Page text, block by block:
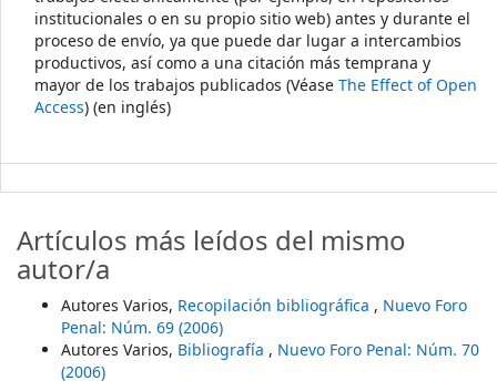
institucionales o en su propio sitio web) antes y durante el
proceso de envío, ya que puede dar lugar a intercambios
productivos, así como a una citación más temprana y
mayor de los trabajos publicados (Véase The Effect of Open
Access) (en inglés)
Artículos más leídos del mismo
autor/a
Autores Varios, Recopilación bibliográfica , Nuevo Foro
Penal: Núm. 69 (2006)
Autores Varios, Bibliografía , Nuevo Foro Penal: Núm. 70
(2006)